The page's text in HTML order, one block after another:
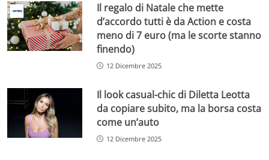
Il regalo di Natale che mette
d’accordo tutti è da Action e costa
meno di 7 euro (ma le scorte stanno
finendo)
12 Dicembre 2025
Il look casual-chic di Diletta Leotta
da copiare subito, ma la borsa costa
come un’auto
12 Dicembre 2025